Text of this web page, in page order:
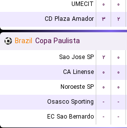
UMECIT ۰ ۰
CD Plaza Amador
۳ ۲
Brazil Copa Paulista
Sao Jose SP ۲ ۰
CA Linense
۰ ۰
Noroeste SP
۰ ۰
Osasco Sporting
- -
EC Sao Bernardo
- -